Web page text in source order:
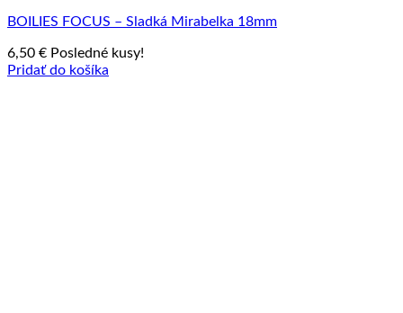
BOILIES FOCUS – Sladká Mirabelka 18mm
6,50 € Posledné kusy!
Pridať do košíka